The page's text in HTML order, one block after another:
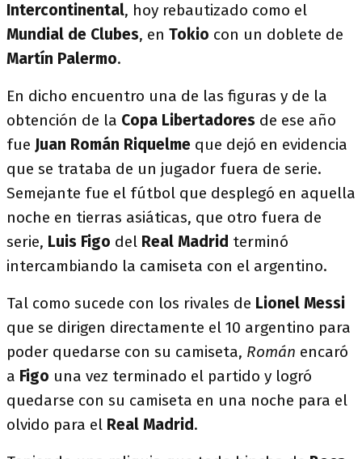
Intercontinental, hoy rebautizado como el
Mundial de Clubes, en Tokio con un doblete de
Martín Palermo.
En dicho encuentro una de las figuras y de la
obtención de la Copa Libertadores de ese año
fue Juan Román Riquelme que dejó en evidencia
que se trataba de un jugador fuera de serie.
Semejante fue el fútbol que desplegó en aquella
noche en tierras asiáticas, que otro fuera de
serie, Luis Figo del Real Madrid terminó
intercambiando la camiseta con el argentino.
Tal como sucede con los rivales de Lionel Messi
que se dirigen directamente el 10 argentino para
poder quedarse con su camiseta, Román encaró
a Figo una vez terminado el partido y logró
quedarse con su camiseta en una noche para el
olvido para el Real Madrid.